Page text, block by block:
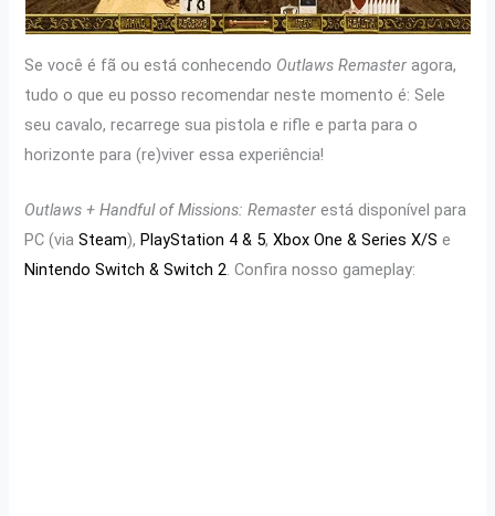
Se você é fã ou está conhecendo Outlaws Remaster agora,
tudo o que eu posso recomendar neste momento é: Sele
seu cavalo, recarrege sua pistola e rifle e parta para o
horizonte para (re)viver essa experiência!
Outlaws + Handful of Missions: Remaster está disponível para
PC (viaSteam),PlayStation 4 & 5,Xbox One & Series X/S e
Nintendo Switch & Switch 2. Confira nosso gameplay: